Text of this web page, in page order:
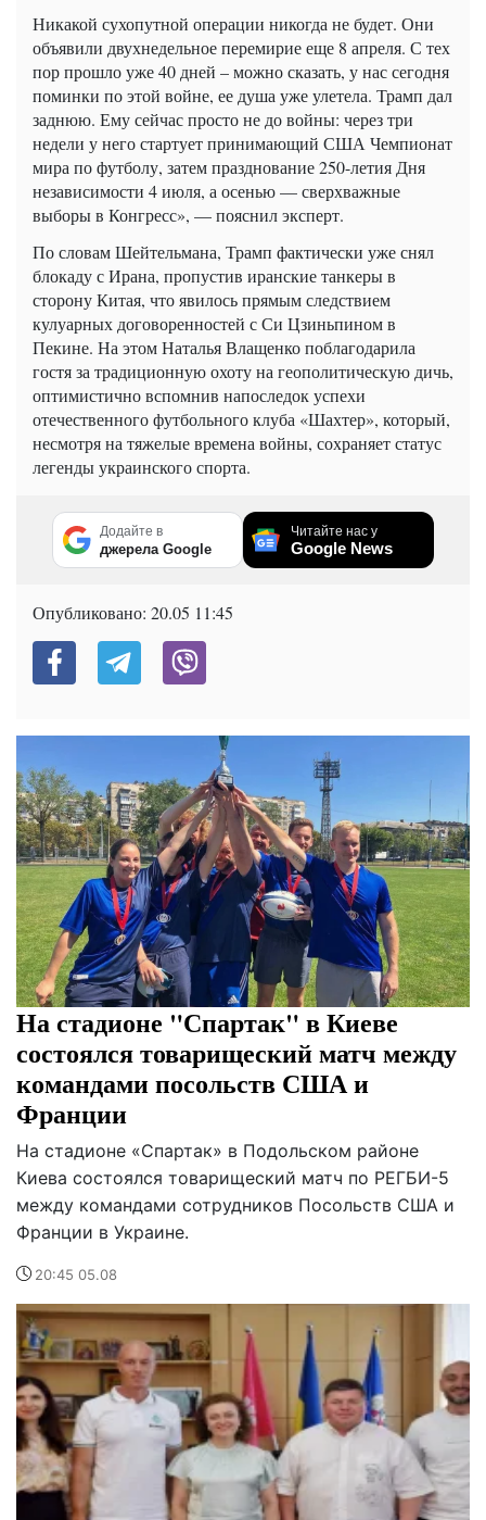
Никакой сухопутной операции никогда не будет. Они
объявили двухнедельное перемирие еще 8 апреля. С тех
пор прошло уже 40 дней – можно сказать, у нас сегодня
поминки по этой войне, ее душа уже улетела. Трамп дал
заднюю. Ему сейчас просто не до войны: через три
недели у него стартует принимающий США Чемпионат
мира по футболу, затем празднование 250-летия Дня
независимости 4 июля, а осенью — сверхважные
выборы в Конгресс», — пояснил эксперт.
По словам Шейтельмана, Трамп фактически уже снял
блокаду с Ирана, пропустив иранские танкеры в
сторону Китая, что явилось прямым следствием
кулуарных договоренностей с Си Цзиньпином в
Пекине. На этом Наталья Влащенко поблагодарила
гостя за традиционную охоту на геополитическую дичь,
оптимистично вспомнив напоследок успехи
отечественного футбольного клуба «Шахтер», который,
несмотря на тяжелые времена войны, сохраняет статус
легенды украинского спорта.
Додайте в
джерела Google
Читайте нас у
Google News
Опубликовано: 20.05 11:45
На стадионе "Спартак" в Киеве
состоялся товарищеский матч между
командами посольств США и
Франции
На стадионе «Спартак» в Подольском районе
Киева состоялся товарищеский матч по РЕГБИ-5
между командами сотрудников Посольств США и
Франции в Украине.
20:45 05.08